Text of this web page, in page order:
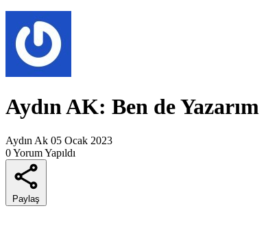
Aydın AK: Ben de Yazarım
Aydın Ak 05 Ocak 2023
0 Yorum Yapıldı
Paylaş